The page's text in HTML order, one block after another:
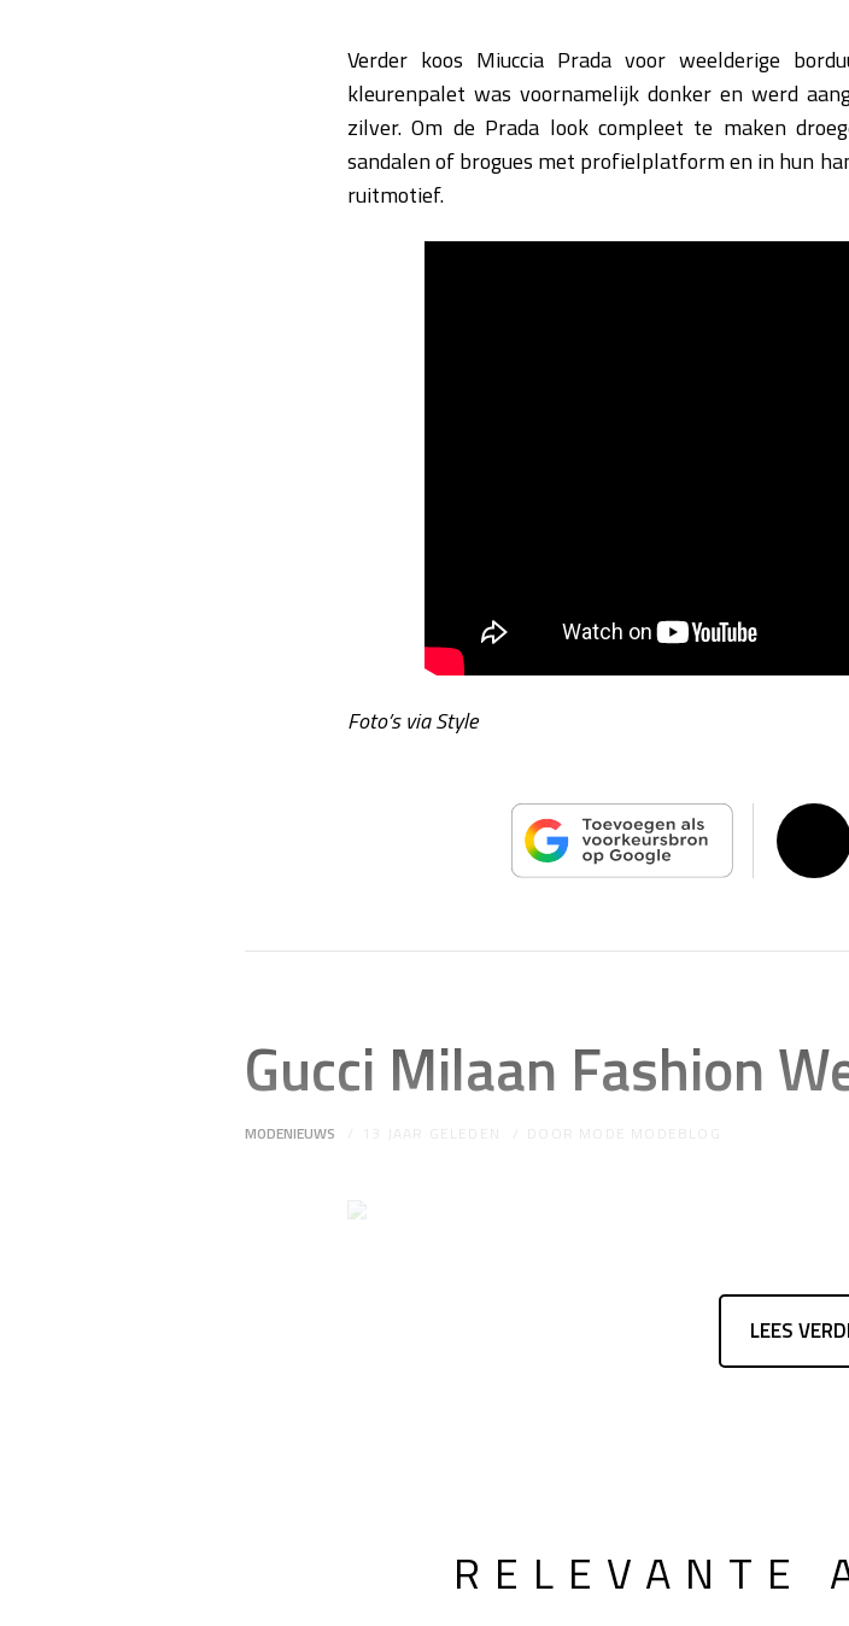
Verder koos Miuccia Prada voor weelderige
kleurenpalet was voornamelijk donker en werd
zilver. Om de Prada look compleet te maken
sandalen of brogues met profielplatform en in hun
ruitmotief.
Foto’s via Style
Gucci Milaan Fashion
MODENIEUWS 13 JAAR GELEDEN DOOR MODE MODEBLOG
LEES
RELEVANTE